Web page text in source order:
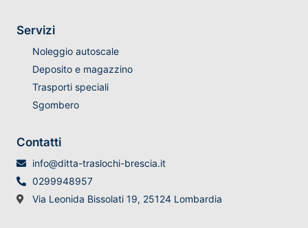
Servizi
Noleggio autoscale
Deposito e magazzino
Trasporti speciali
Sgombero
Contatti
info@ditta-traslochi-brescia.it
0299948957
Via Leonida Bissolati 19, 25124 Lombardia